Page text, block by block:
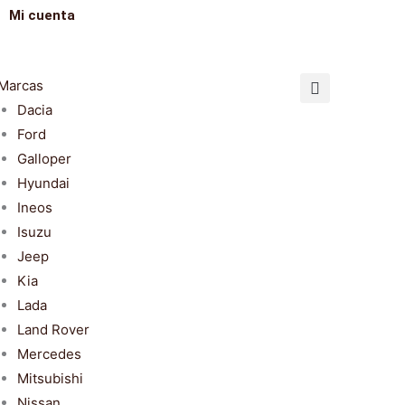
Mi cuenta
Dacia
Ford
Galloper
Hyundai
Ineos
Isuzu
Jeep
Kia
Lada
Land Rover
Mercedes
Mitsubishi